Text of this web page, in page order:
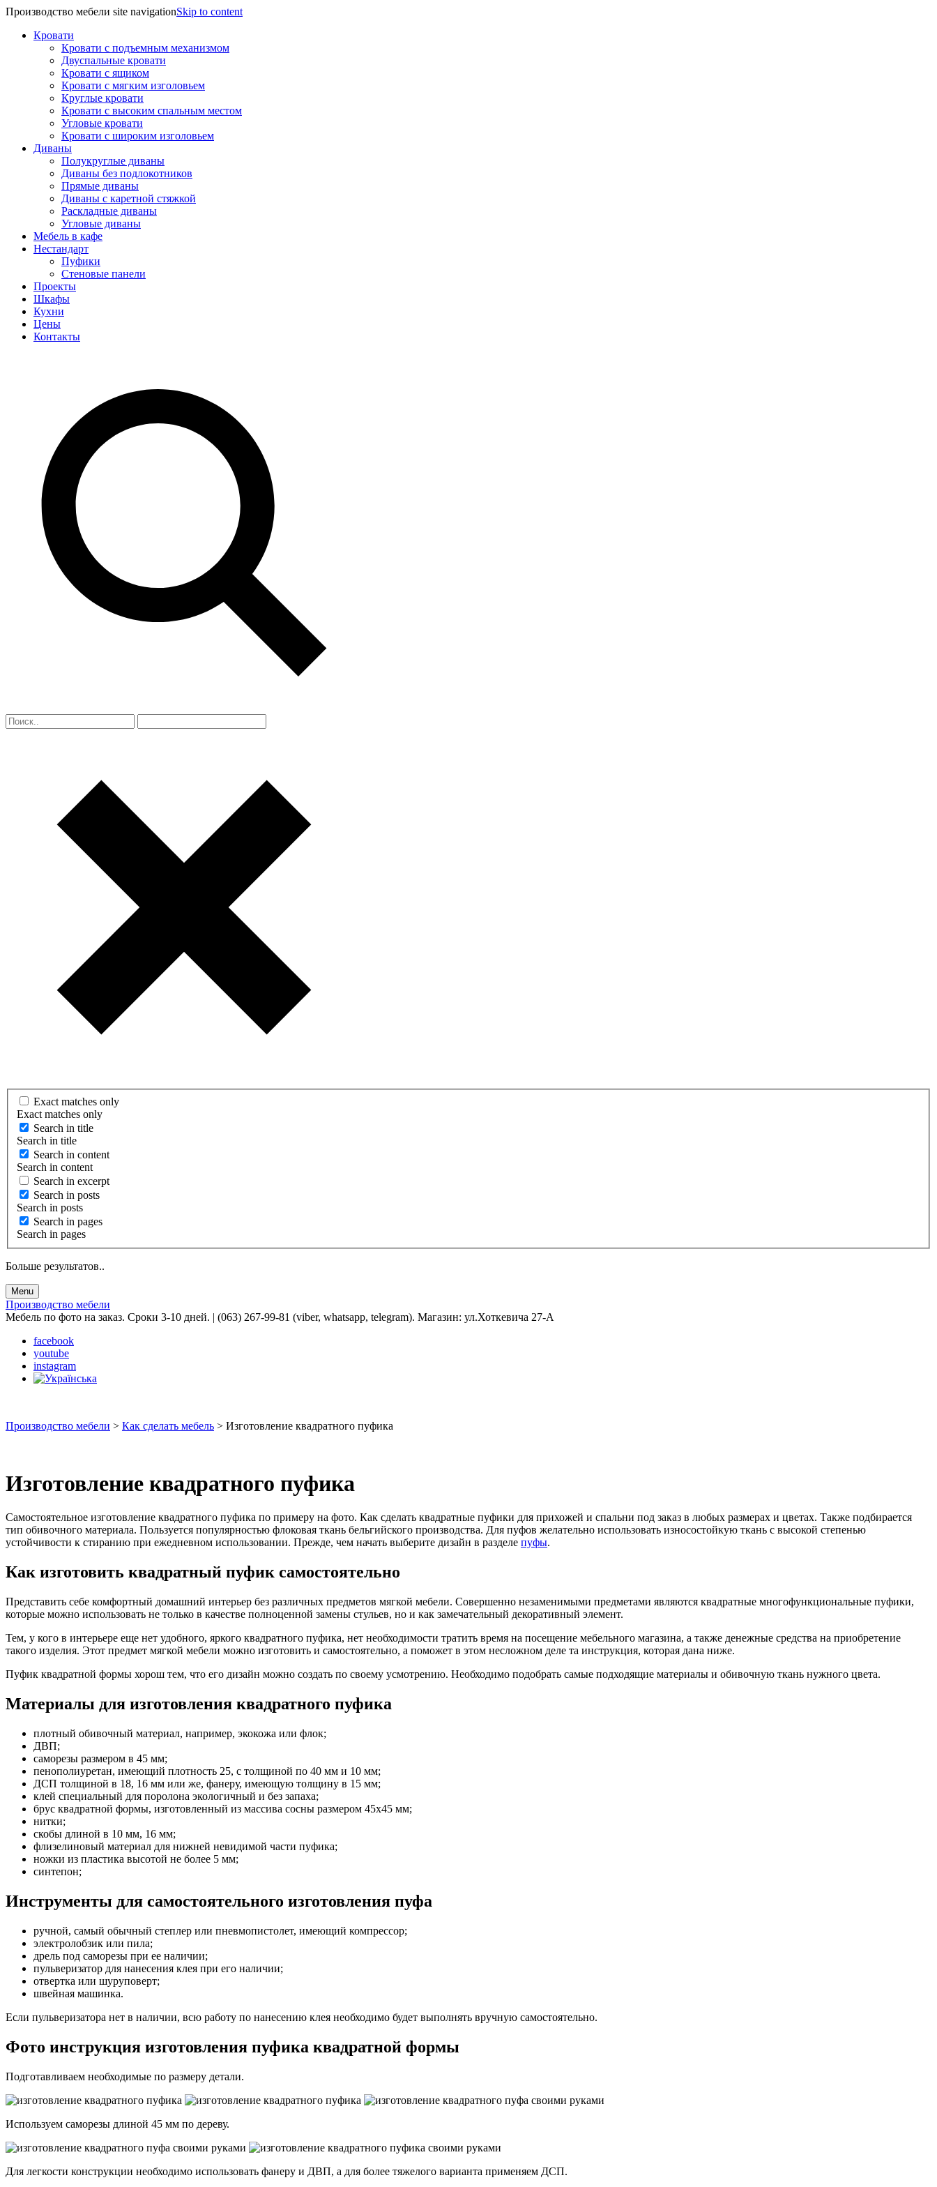
Производство мебели site navigationSkip to content
Кровати
Кровати с подъемным механизмом
Двуспальные кровати
Кровати с ящиком
Кровати с мягким изголовьем
Круглые кровати
Кровати с высоким спальным местом
Угловые кровати
Кровати с широким изголовьем
Диваны
Полукруглые диваны
Диваны без подлокотников
Прямые диваны
Диваны с каретной стяжкой
Раскладные диваны
Угловые диваны
Мебель в кафе
Нестандарт
Пуфики
Стеновые панели
Проекты
Шкафы
Кухни
Цены
Контакты
Exact matches only
Exact matches only
Search in title
Search in title
Search in content
Search in content
Search in excerpt
Search in posts
Search in posts
Search in pages
Search in pages
Больше результатов..
Menu
Производство мебели
Мебель по фото на заказ. Сроки 3-10 дней. | (063) 267-99-81 (viber, whatsapp, telegram). Магазин: ул.Хоткевича 27-А
facebook
youtube
instagram
Производство мебели > Как сделать мебель > Изготовление квадратного пуфика
Изготовление квадратного пуфика
Самостоятельное изготовление квадратного пуфика по примеру на фото. Как сделать квадратные пуфики для прихожей и спальни под заказ в любых размерах и цветах. Также подбирается
тип обивочного материала. Пользуется популярностью флоковая ткань бельгийского производства. Для пуфов желательно использовать износостойкую ткань с высокой степенью
устойчивости к стиранию при ежедневном использовании. Прежде, чем начать выберите дизайн в разделе пуфы.
Как изготовить квадратный пуфик самостоятельно
Представить себе комфортный домашний интерьер без различных предметов мягкой мебели. Совершенно незаменимыми предметами являются квадратные многофункциональные пуфики,
которые можно использовать не только в качестве полноценной замены стульев, но и как замечательный декоративный элемент.
Тем, у кого в интерьере еще нет удобного, яркого квадратного пуфика, нет необходимости тратить время на посещение мебельного магазина, а также денежные средства на приобретение
такого изделия. Этот предмет мягкой мебели можно изготовить и самостоятельно, а поможет в этом несложном деле та инструкция, которая дана ниже.
Пуфик квадратной формы хорош тем, что его дизайн можно создать по своему усмотрению. Необходимо подобрать самые подходящие материалы и обивочную ткань нужного цвета.
Материалы для изготовления квадратного пуфика
плотный обивочный материал, например, экокожа или флок;
ДВП;
саморезы размером в 45 мм;
пенополиуретан, имеющий плотность 25, с толщиной по 40 мм и 10 мм;
ДСП толщиной в 18, 16 мм или же, фанеру, имеющую толщину в 15 мм;
клей специальный для поролона экологичный и без запаха;
брус квадратной формы, изготовленный из массива сосны размером 45х45 мм;
нитки;
скобы длиной в 10 мм, 16 мм;
флизелиновый материал для нижней невидимой части пуфика;
ножки из пластика высотой не более 5 мм;
синтепон;
Инструменты для самостоятельного изготовления пуфа
ручной, самый обычный степлер или пневмопистолет, имеющий компрессор;
электролобзик или пила;
дрель под саморезы при ее наличии;
пульверизатор для нанесения клея при его наличии;
отвертка или шуруповерт;
швейная машинка.
Если пульверизатора нет в наличии, всю работу по нанесению клея необходимо будет выполнять вручную самостоятельно.
Фото инструкция изготовления пуфика квадратной формы
Подготавливаем необходимые по размеру детали.
Используем саморезы длиной 45 мм по дереву.
Для легкости конструкции необходимо использовать фанеру и ДВП, а для более тяжелого варианта применяем ДСП.